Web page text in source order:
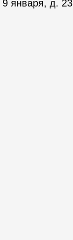
9 января, д. 23